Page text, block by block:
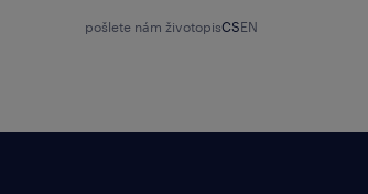
pošlete nám životopisCSEN